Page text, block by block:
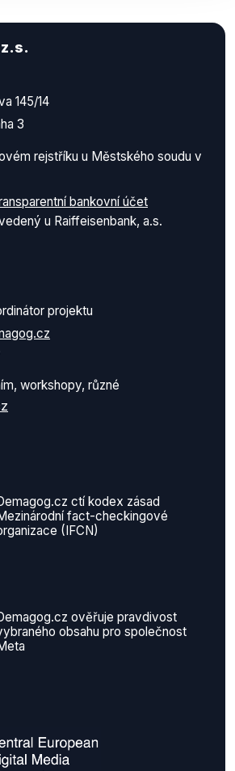
145/14
3
rejstříku u Městského soudu v
bankovní účet
u Raiffeisenbank, a.s.
projektu
workshopy, různé
ctí kodex zásad
fact-checkingové
(IFCN)
ověřuje pravdivost
obsahu pro společnost